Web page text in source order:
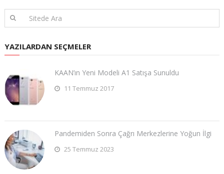
YAZILARDAN SEÇMELER
KAAN’ın Yeni Modeli A1 Satışa Sunuldu
11 Temmuz 2017
Pandemiden Sonra Çağrı Merkezlerine Yoğun İlgi
25 Temmuz 2023